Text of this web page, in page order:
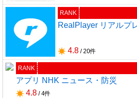
RANK
RealPlayer リアルプ
4.8 / 20件
RANK
アプリ NHK ニュース・防災
4.8 / 4件